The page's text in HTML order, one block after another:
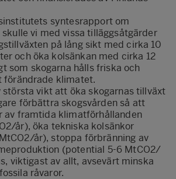
syntesrapport om
vi med vissa tilläggsåtgärder
på lång sikt med cirka 10
och öka kolsänkan med cirka 12
som skogarna hålls friska och
förändrade klimatet.
största vikt att öka skogarnas tillväxt
förbättra skogsvården så att
av framtida klimatförhållanden
år), öka tekniska kolsänkor
år), stoppa förbränning av
(potential 5-6 MtCO2/
viktigast av allt, avsevärt minska
råvaror.